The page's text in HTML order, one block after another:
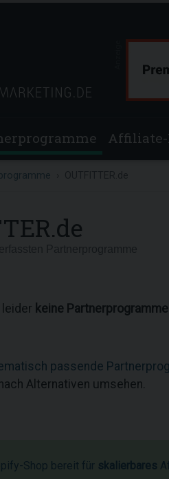
leider keine
passende
Alternativen umsehen.
Shop bereit für skalierbares